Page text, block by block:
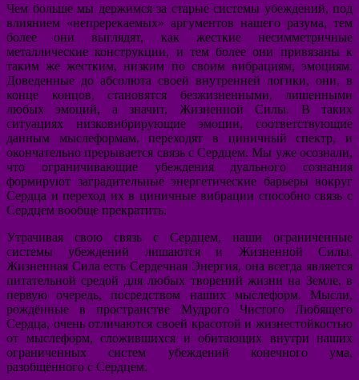
Чем больше мы держимся за старые системы убеждений, под
влиянием «непререкаемых» аргументов нашего разума, тем
более они выглядят, как жесткие несимметричные
металлические конструкции, и тем более они привязаны к
таким же жестким, низким по своим вибрациям, эмоциям.
Доведенные до абсолюта своей внутренней логики, они, в
конце концов, становятся безжизненными, лишенными
любых эмоций, а значит, Жизненной Силы. В таких
ситуациях низковибрирующие эмоции, соответствующие
данным мыслеформам, переходят в циничный спектр, и
окончательно прерывается связь с Сердцем. Мы уже осознали,
что ограничивающие убеждения дуального сознания
формируют заградительные энергетические барьеры вокруг
Сердца и переход их в циничные вибрации способно связь с
Сердцем вообще прекратить.
Утрачивая свою связь с Сердцем, наши ограниченные
системы убеждений лишаются и Жизненной Силы.
Жизненная Сила есть Сердечная Энергия, она всегда является
питательной средой для любых творений жизни на Земле, в
первую очередь, посредством наших мыслеформ. Мысли,
рождённые в пространстве Мудрого Чистого Любящего
Сердца, очень отличаются своей красотой и жизнестойкостью
от мыслеформ, сложившихся и обитающих внутри наших
ограниченных систем убеждений конечного ума,
разобщённого с Сердцем.